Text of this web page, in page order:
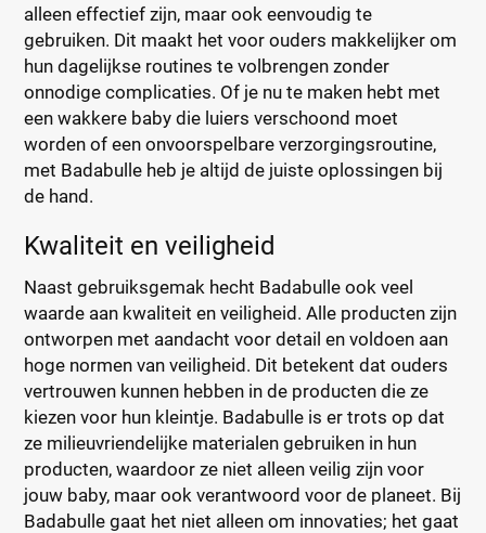
alleen effectief zijn, maar ook eenvoudig te
gebruiken. Dit maakt het voor ouders makkelijker om
hun dagelijkse routines te volbrengen zonder
onnodige complicaties. Of je nu te maken hebt met
een wakkere baby die luiers verschoond moet
worden of een onvoorspelbare verzorgingsroutine,
met Badabulle heb je altijd de juiste oplossingen bij
de hand.
Kwaliteit en veiligheid
Naast gebruiksgemak hecht Badabulle ook veel
waarde aan kwaliteit en veiligheid. Alle producten zijn
ontworpen met aandacht voor detail en voldoen aan
hoge normen van veiligheid. Dit betekent dat ouders
vertrouwen kunnen hebben in de producten die ze
kiezen voor hun kleintje. Badabulle is er trots op dat
ze milieuvriendelijke materialen gebruiken in hun
producten, waardoor ze niet alleen veilig zijn voor
jouw baby, maar ook verantwoord voor de planeet. Bij
Badabulle gaat het niet alleen om innovaties; het gaat